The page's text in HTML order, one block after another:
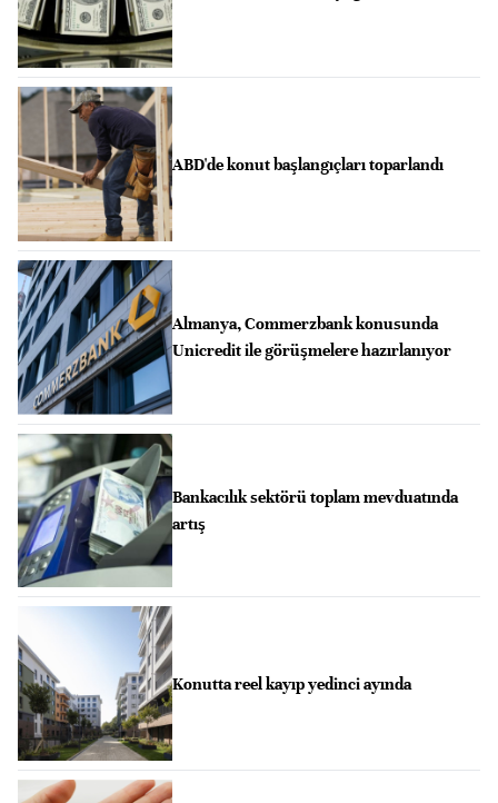
ABD'de konut başlangıçları toparlandı
Almanya, Commerzbank konusunda
Unicredit ile görüşmelere hazırlanıyor
Bankacılık sektörü toplam mevduatında
artış
Konutta reel kayıp yedinci ayında